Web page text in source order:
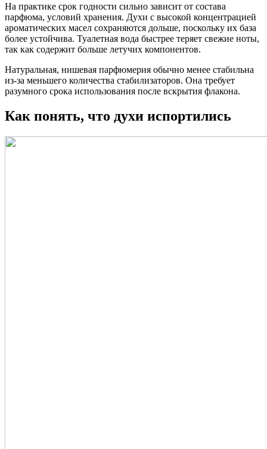
На практике срок годности сильно зависит от состава
парфюма, условий хранения. Духи с высокой концентрацией
ароматических масел сохраняются дольше, поскольку их база
более устойчива. Туалетная вода быстрее теряет свежие ноты,
так как содержит больше летучих компонентов.
Натуральная, нишевая парфюмерия обычно менее стабильна
из-за меньшего количества стабилизаторов. Она требует
разумного срока использования после вскрытия флакона.
Как понять, что духи испортились